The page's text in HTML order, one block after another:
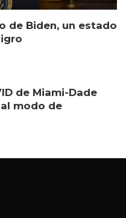
de Biden, un estado
de Miami-Dade
modo de